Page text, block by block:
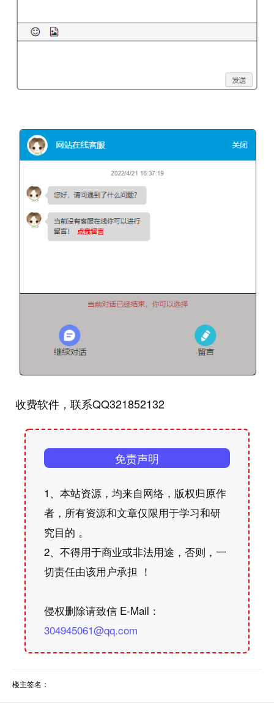
收费软件，联系QQ321852132
免责声明
1、本站资源，均来自网络，版权归原作
者，所有资源和文章仅限用于学习和研
究目的 。
2、不得用于商业或非法用途，否则，一
切责任由该用户承担 ！
侵权删除请致信 E-Mail：
304945061@qq.com
楼主签名：